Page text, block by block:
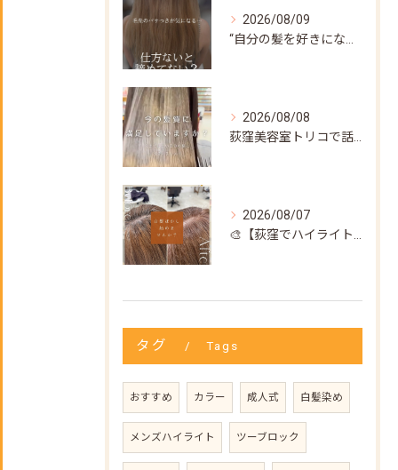
2026/08/09
2026/08/08
2026/08/07
タグ Tags
おすすめ カラー 成人式 白髪染め
メンズハイライト ツーブロック